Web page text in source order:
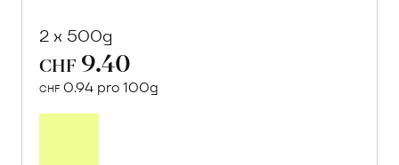
2 x 500g
CHF 9.40
CHF 0.94 pro 100g